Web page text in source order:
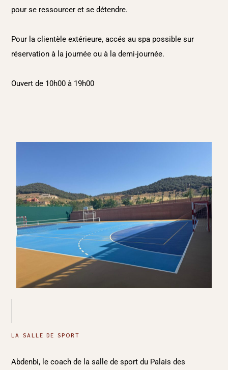
pour se ressourcer et se détendre.
Pour la clientèle extérieure, accés au spa possible sur
réservation à la journée ou à la demi-journée.
Ouvert de 10h00 à 19h00
LA SALLE DE SPORT
Abdenbi, le coach de la salle de sport du Palais des